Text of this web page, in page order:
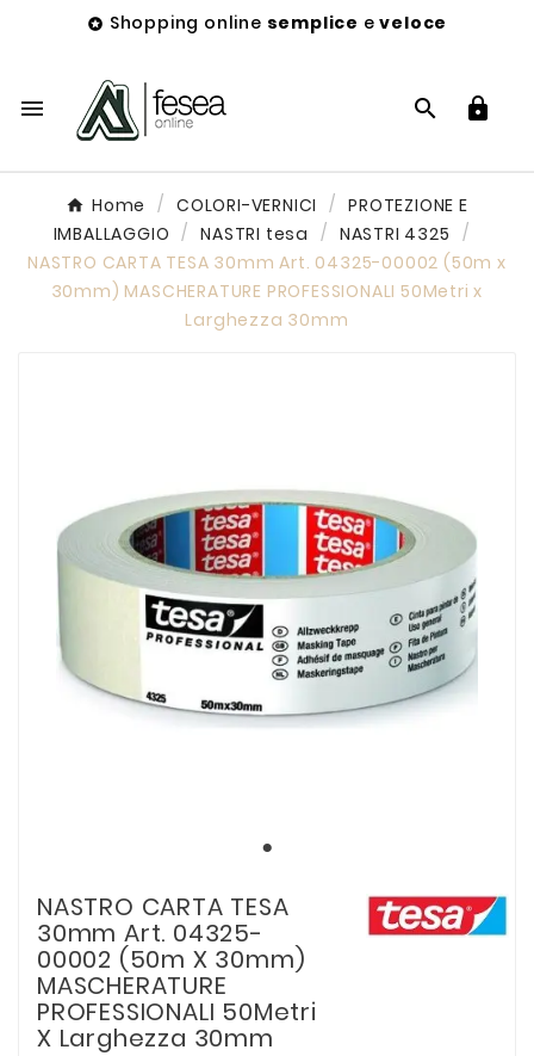
 Shopping online semplice eveloce
  
Home COLORI-VERNICI
PROTEZIONE E
IMBALLAGGIO
NASTRI tesa
NASTRI 4325
NASTRO CARTA TESA 30mm Art. 04325-00002 (50m x
30mm) MASCHERATURE PROFESSIONALI 50Metri x
Larghezza 30mm
NASTRO CARTA TESA
30mm Art. 04325-
00002 (50m X 30mm)
MASCHERATURE
PROFESSIONALI 50Metri
X Larghezza 30mm